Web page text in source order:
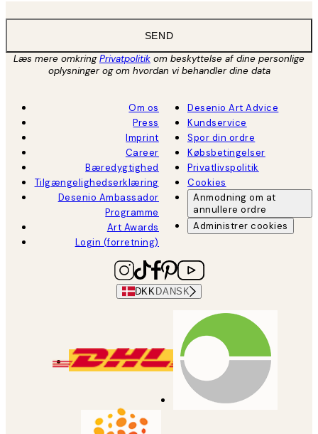
SEND
Læs mere omkringPrivatpolitik om beskyttelse af dine personlige
oplysninger og om hvordan vi behandler dine data
Om os
Press
Imprint
Career
Bæredygtighed
Tilgængelighedserklæring
Desenio Ambassador
Programme
Art Awards
Login (forretning)
Desenio Art Advice
Kundservice
Spor din ordre
Købsbetingelser
Privatlivspolitik
Cookies
Anmodning om at
annullere ordre
Administrer cookies
DKK DANSK